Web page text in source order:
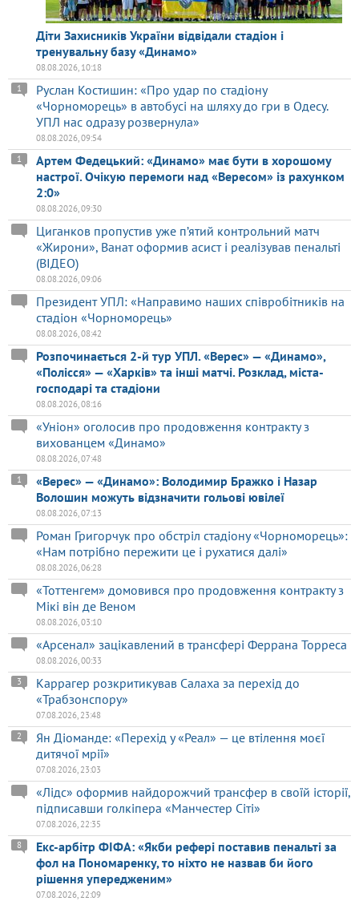
Діти Захисників України відвідали стадіон і
тренувальну базу «Динамо»
08.08.2026, 10:18
Руслан Костишин: «Про удар по стадіону
«Чорноморець» в автобусі на шляху до гри в Одесу.
УПЛ нас одразу розвернула»
1
08.08.2026, 09:54
Артем Федецький: «Динамо» має бути в хорошому
настрої. Очікую перемоги над «Вересом» із рахунком
2:0»
1
08.08.2026, 09:30
Циганков пропустив уже п’ятий контрольний матч
«Жирони», Ванат оформив асист і реалізував пенальті
(ВІДЕО)
08.08.2026, 09:06
Президент УПЛ: «Направимо наших співробітників на
стадіон «Чорноморець»
08.08.2026, 08:42
Розпочинається 2-й тур УПЛ. «Верес» — «Динамо»,
«Полісся» — «Харків» та інші матчі. Розклад, міста-
господарі та стадіони
08.08.2026, 08:16
«Уніон» оголосив про продовження контракту з
вихованцем «Динамо»
08.08.2026, 07:48
«Верес» — «Динамо»: Володимир Бражко і Назар
Волошин можуть відзначити гольові ювілеї
1
08.08.2026, 07:13
Роман Григорчук про обстріл стадіону «Чорноморець»:
«Нам потрібно пережити це і рухатися далі»
08.08.2026, 06:28
«Тоттенгем» домовився про продовження контракту з
Мікі він де Веном
08.08.2026, 03:10
«Арсенал» зацікавлений в трансфері Феррана Торреса
08.08.2026, 00:33
Каррагер розкритикував Салаха за перехід до
«Трабзонспору»
3
07.08.2026, 23:48
Ян Діоманде: «Перехід у «Реал» — це втілення моєї
дитячої мрії»
2
07.08.2026, 23:03
«Лідс» оформив найдорожчий трансфер в своїй історії,
підписавши голкіпера «Манчестер Сіті»
07.08.2026, 22:35
Екс-арбітр ФІФА: «Якби рефері поставив пенальті за
фол на Пономаренку, то ніхто не назвав би його
рішення упередженим»
8
07.08.2026, 22:09